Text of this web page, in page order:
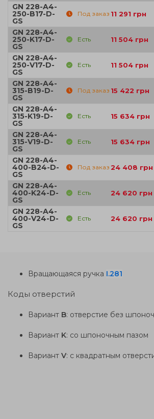
GN 228-A4-
250-B17-D-
GS
Под заказ 11 291 грн
GN 228-A4-
250-K17-D-
GS
Есть 11 504 грн
GN 228-A4-
250-V17-D-
GS
Есть 11 504 грн
GN 228-A4-
315-B19-D-
GS
Под заказ 15 422 грн
GN 228-A4-
315-K19-D-
GS
Есть 15 634 грн
GN 228-A4-
315-V19-D-
GS
Есть 15 634 грн
GN 228-A4-
400-B24-D-
GS
Под заказ 24 408 грн
GN 228-A4-
400-K24-D-
GS
Есть 24 620 грн
GN 228-A4-
400-V24-D-
GS
Есть 24 620 грн
Вращающаяся ручка I.281
Коды отверстий
Вариант B: отверстие без
Вариант K: со шпоночным пазом
Вариант V: с квадратным